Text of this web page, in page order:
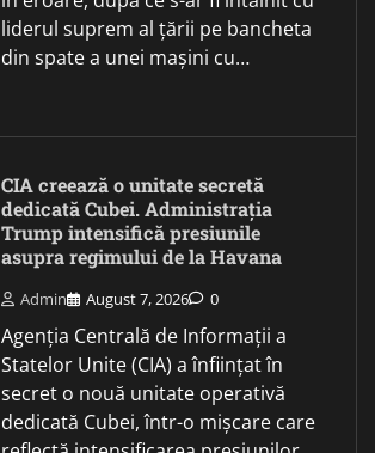
liderul suprem al țării pe bancheta
din spate a unei mașini cu…
CIA creează o unitate secretă
dedicată Cubei. Administrația
Trump intensifică presiunile
asupra regimului de la Havana
Admin August 7, 2026 0
Agenția Centrală de Informații a
Statelor Unite (CIA) a înființat în
secret o nouă unitate operativă
dedicată Cubei, într-o mișcare care